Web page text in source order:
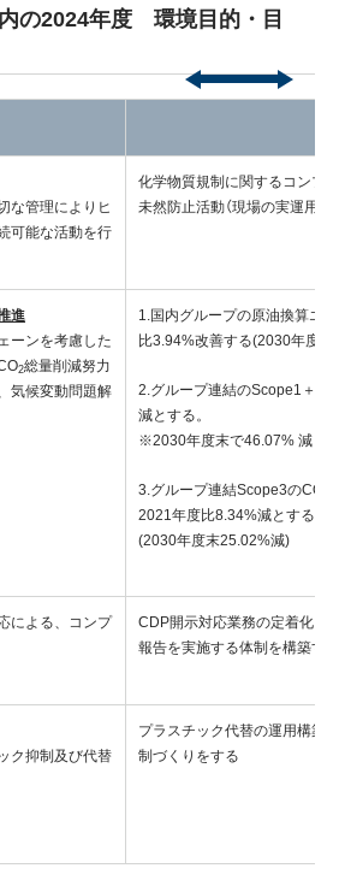
の2024年度 環境目的・目
な管理によりヒ
可能な活動を行
化学物質規制に関するコンプ
未然防止活動（現場の実運用
進
ーンを考慮した
2総量削減努力
気候変動問題解
1.国内グループの原油換算エ
比3.94%改善する(2030年度
2.グループ連結のScope1＋２
減とする。
※2030年度末で46.07% 減
3.グループ連結Scope3のCO
2021年度比8.34%減とする
(2030年度末25.02%減)
による、コンプ
CDP開示対応業務の定着化お
報告を実施する体制を構築する
ク抑制及び代替
プラスチック代替の運用構築
制づくりをする